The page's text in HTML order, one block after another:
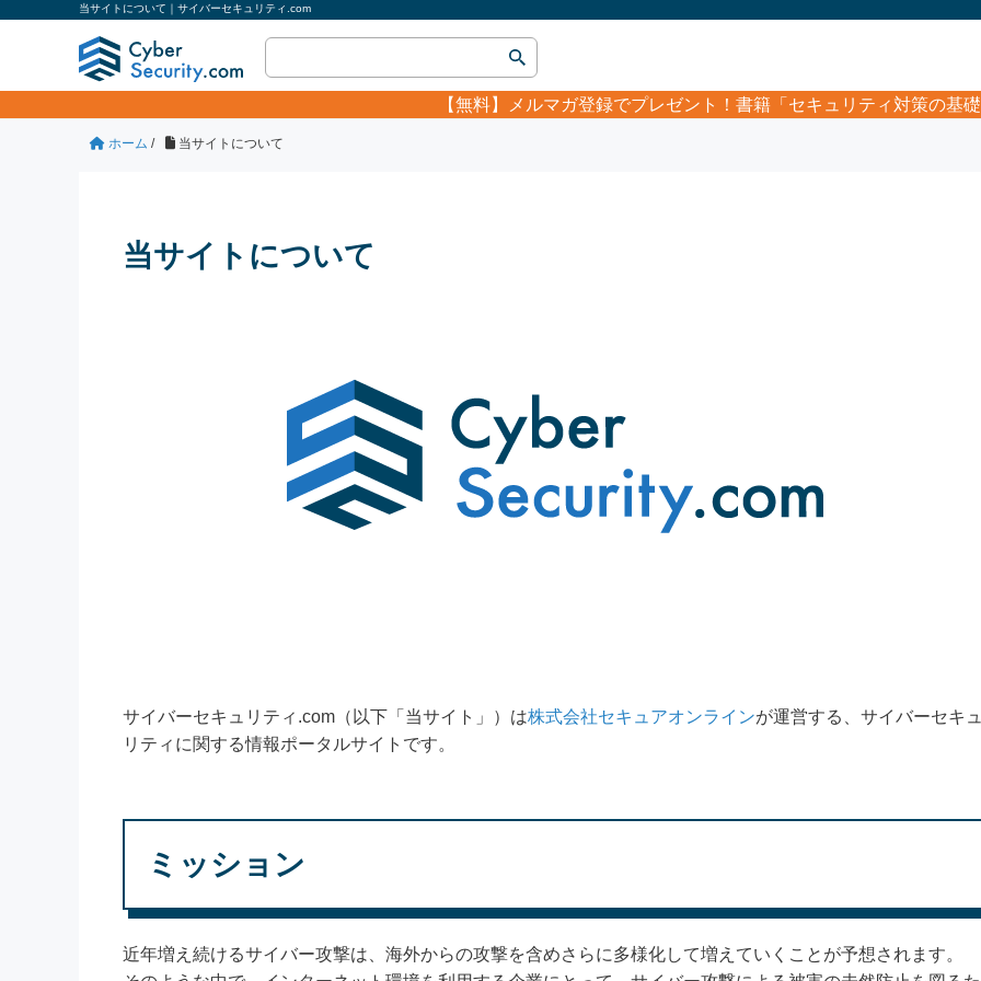
当サイトについて｜サイバーセキュリティ.com
【無料】 メルマガ登録でプレゼント！書籍「セキュリティ対策の基
ホーム / 当サイトについて
当サイトについて
サイバーセキュリティ.com（以下「当サイト」）は株式会社セキュアオンラインが運営する、サイバーセキ
リティに関する情報ポータルサイトです。
ミッション
近年増え続けるサイバー攻撃は、海外からの攻撃を含めさらに多様化して増えていくことが予想されます。